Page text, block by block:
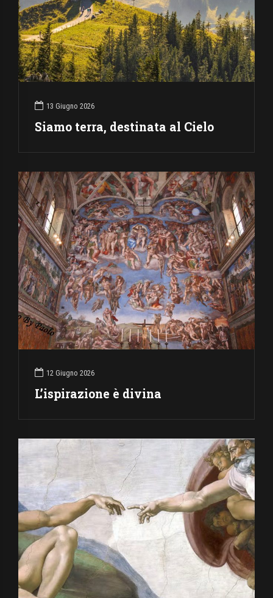
13 Giugno 2026
Siamo terra, destinata al Cielo
12 Giugno 2026
L’ispirazione è divina